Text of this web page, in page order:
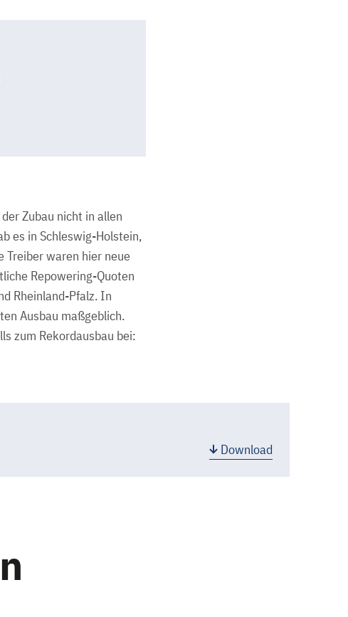
Zubau nicht in allen
es in Schleswig-Holstein,
waren hier neue
Repowering-Quoten
Rheinland-Pfalz. In
Ausbau maßgeblich.
zum Rekordausbau bei:
Download